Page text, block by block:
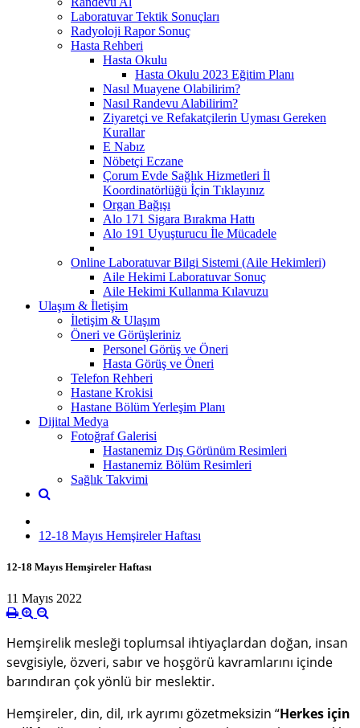
Laboratuvar Tektik Sonuçları
Radyoloji Rapor Sonuç
Hasta Rehberi
Hasta Okulu
Hasta Okulu 2023 Eğitim Planı
Nasıl Muayene Olabilirim?
Nasıl Randevu Alabilirim?
Ziyaretçi ve Refakatçilerin Uyması Gereken
Kurallar
E Nabız
Nöbetçi Eczane
Çorum Evde Sağlık Hizmetleri İl
Koordinatörlüğü İçin Tıklayınız
Organ Bağışı
Alo 171 Sigara Bırakma Hattı
Alo 191 Uyuşturucu İle Mücadele
Online Laboratuvar Bilgi Sistemi (Aile Hekimleri)
Aile Hekimi Laboratuvar Sonuç
Aile Hekimi Kullanma Kılavuzu
Ulaşım & İletişim
İletişim & Ulaşım
Öneri ve Görüşleriniz
Personel Görüş ve Öneri
Hasta Görüş ve Öneri
Telefon Rehberi
Hastane Krokisi
Hastane Bölüm Yerleşim Planı
Dijital Medya
Fotoğraf Galerisi
Hastanemiz Dış Görünüm Resimleri
Hastanemiz Bölüm Resimleri
Sağlık Takvimi
12-18 Mayıs Hemşireler Haftası
12-18 Mayıs Hemşireler Haftası
11 Mayıs 2022
Hemşirelik mesleği toplumsal ihtiyaçlardan doğan, insan
sevgisiyle, özveri, sabır ve hoşgörü kavramlarını içinde
barındıran çok yönlü bir meslektir.
Hemşireler, din, dil, ırk ayrımı gözetmeksizin “Herkes için